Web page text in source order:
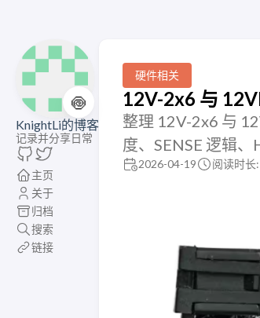
🍥
KnightLi的博客
记录并分享日常
主页
关于
归档
搜索
链接
硬件相关
12V-2x6 与
整理 12V-2x6 与
度、SENSE 逻辑、
2026-04-19 阅读时长